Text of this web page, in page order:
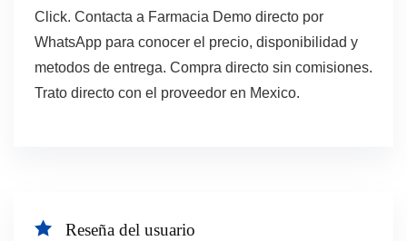
Click. Contacta a Farmacia Demo directo por
WhatsApp para conocer el precio, disponibilidad y
metodos de entrega. Compra directo sin comisiones.
Trato directo con el proveedor en Mexico.
Reseña del usuario